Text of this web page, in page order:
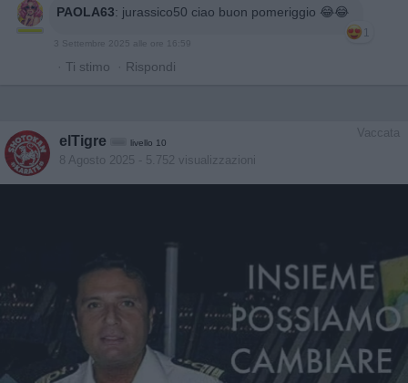
PAOLA63: jurassico50 ciao buon pomeriggio 😂😂
1
3 Settembre 2025 alle ore 16:59
· Ti stimo · Rispondi
Vaccata
elTigre livello 10
8 Agosto 2025 - 5.752 visualizzazioni